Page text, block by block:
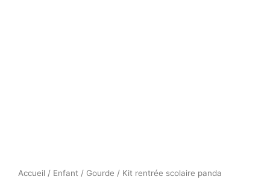
Accueil / Enfant / Gourde / Kit rentrée scolaire panda